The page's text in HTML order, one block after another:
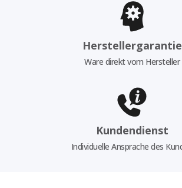
Herstellergarantie
Ware direkt vom Hersteller
Kundendienst
Individuelle Ansprache des